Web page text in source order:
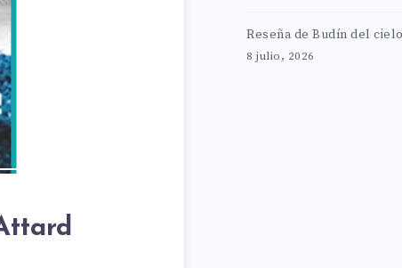
Reseña de Budín del
8 julio, 2026